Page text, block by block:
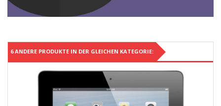
6 ANDERE PRODUKTE IN DER GLEICHEN KATEGORIE: